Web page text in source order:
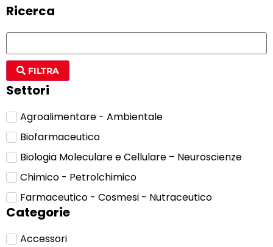
Ricerca
FILTRA
Settori
Agroalimentare - Ambientale
Biofarmaceutico
Biologia Moleculare e Cellulare – Neuroscienze
Chimico - Petrolchimico
Farmaceutico - Cosmesi - Nutraceutico
Categorie
Accessori